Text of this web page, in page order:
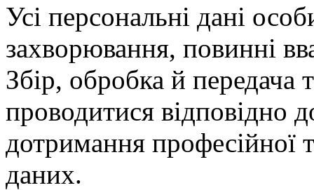
Усі персональні дані
захворювання, повинні
Збір, обробка й передача
проводитися відповідно
дотримання професійної
даних.